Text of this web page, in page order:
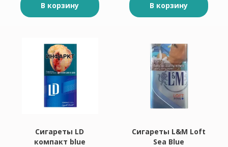
В корзину В корзину
Сигареты LD
компакт blue
Сигареты L&M Loft
Sea Blue